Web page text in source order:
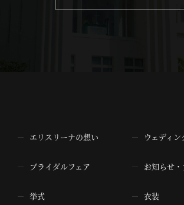
エリスリーナの想い
ブライダルフェア
挙式
ウェディン
お知らせ
衣装